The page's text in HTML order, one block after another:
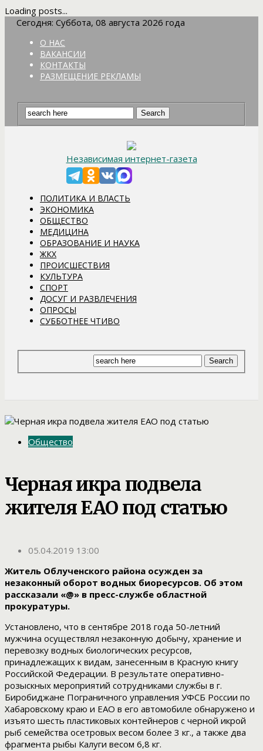
Loading posts...
Сегодня: Суббота, 08 августа 2026 года
О НАС
ВАКАНСИИ
КОНТАКТЫ
РАЗМЕЩЕНИЕ РЕКЛАМЫ
Независимая интернет-газета
ПОЛИТИКА И ВЛАСТЬ
ЭКОНОМИКА
ОБЩЕСТВО
МЕДИЦИНА
ОБРАЗОВАНИЕ И НАУКА
ЖКХ
ПРОИСШЕСТВИЯ
КУЛЬТУРА
СПОРТ
ДОСУГ И РАЗВЛЕЧЕНИЯ
ОПРОСЫ
СУББОТНЕЕ ЧТИВО
Общество
Черная икра подвела
жителя ЕАО под статью
05.04.2019 13:00
Житель Облученского района осужден за
незаконный оборот водных биоресурсов. Об этом
рассказали «@» в пресс-службе областной
прокуратуры.
Установлено, что в сентябре 2018 года 50-летний
мужчина осуществлял незаконную добычу, хранение и
перевозку водных биологических ресурсов,
принадлежащих к видам, занесенным в Красную книгу
Российской Федерации. В результате оперативно-
розыскных мероприятий сотрудниками службы в г.
Биробиджане Пограничного управления УФСБ России по
Хабаровскому краю и ЕАО в его автомобиле обнаружено и
изъято шесть пластиковых контейнеров с черной икрой
рыб семейства осетровых весом более 3 кг., а также два
фрагмента рыбы Калуги весом 6,8 кг.